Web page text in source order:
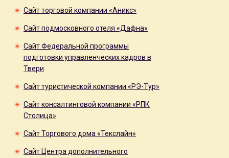
Сайт торговой компании «Аникс»
Сайт подмосковного отеля «Дафна»
Сайт Федеральной программы
подготовки управленческих кадров в
Твери
Сайт туристической компании «РЭ-Тур»
Сайт консалтинговой компании «РПК
Столица»
Сайт Торгового дома «Текслайн»
Сайт Центра дополнительного